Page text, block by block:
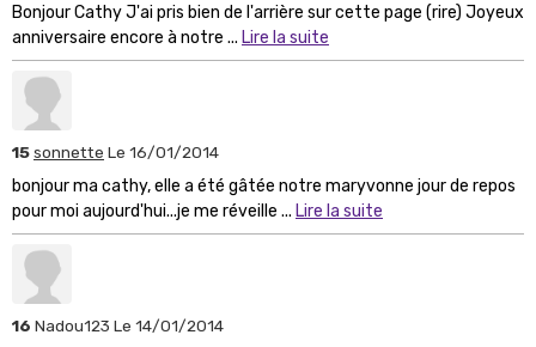
Bonjour Cathy J'ai pris bien de l'arrière sur cette page (rire) Joyeux
anniversaire encore à notre ... Lire la suite
15sonnette Le 16/01/2014
bonjour ma cathy, elle a été gâtée notre maryvonne jour de repos
pour moi aujourd'hui...je me réveille ... Lire la suite
16 Nadou123 Le 14/01/2014